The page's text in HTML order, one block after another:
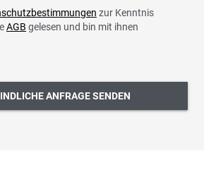
zur Kenntnis
AGB gelesen und bin mit ihnen
ANFRAGE SENDEN